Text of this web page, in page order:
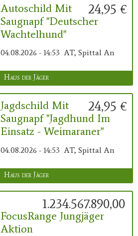
24,95 €
Autoschild Mit
Saugnapf "Deutscher
Wachtelhund"
04.08.2026 - 14:53 AT, Spittal An
Haus der Jäger
24,95 €
Jagdschild Mit
Saugnapf "Jagdhund Im
Einsatz - Weimaraner"
04.08.2026 - 14:53 AT, Spittal An
Haus der Jäger
1.234.567.890,00 €
FocusRange Jungjäger
Aktion